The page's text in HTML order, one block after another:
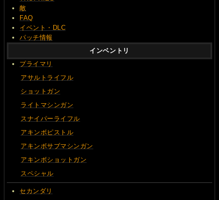
敵
FAQ
イベント・DLC
パッチ情報
インベントリ
プライマリ
アサルトライフル
ショットガン
ライトマシンガン
スナイパーライフル
アキンボピストル
アキンボサブマシンガン
アキンボショットガン
スペシャル
セカンダリ